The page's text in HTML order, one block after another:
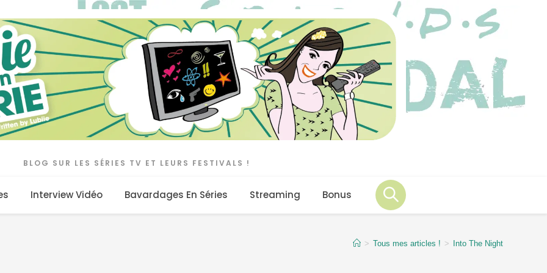
BLOG SUR LES SÉRIES TV ET LEURS FESTIVALS !
Interview Vidéo Bavardages En Séries Streaming Bonus
> Tous mes articles ! > Into The Night